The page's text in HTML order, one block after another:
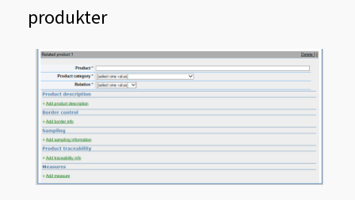
produkter